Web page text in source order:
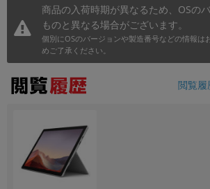
商品の入荷時期が異なるため、OSの
ものと異なる場合がございます。
個別にOSのバージョンや製造番号などの情報は
めご了承ください。
閲覧履
モニタサイズ
価格
発売日